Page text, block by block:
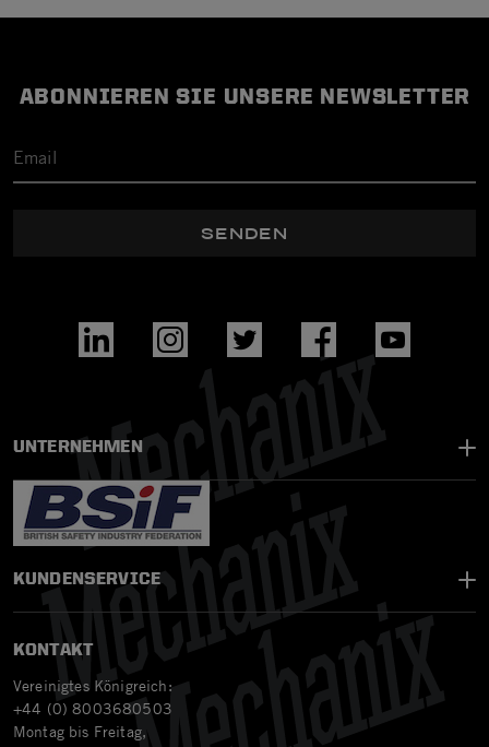
ABONNIEREN SIE UNSERE NEWSLETTER
SENDEN
UNTERNEHMEN
KUNDENSERVICE
KONTAKT
Vereinigtes Königreich:
+44 (0) 8003680503
Montag bis Freitag,